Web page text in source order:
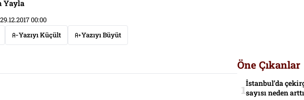
Yayla
29.12.2017 00:00
Yazıyı Küçült
Yazıyı Büyüt
Öne Çıkanlar
İstanbul’da
sayısı neden